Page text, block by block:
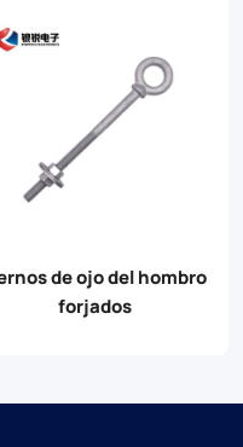
para los
Tornillos